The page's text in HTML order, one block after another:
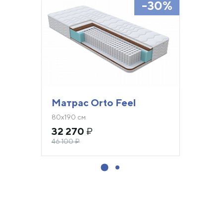
-30%
Матрас Orto Feel
80х190 см
32 270 ₽
46 100₽